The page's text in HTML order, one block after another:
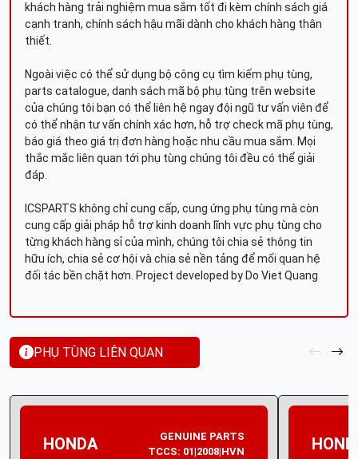
khách hàng trải nghiệm mua sắm tốt đi kèm chính sách giá
cạnh tranh, chính sách hậu mãi dành cho khách hàng thân
thiết.
Ngoài việc có thể sử dụng bộ công cụ tìm kiếm phụ tùng,
parts catalogue, danh sách mã bộ phụ tùng trên website
của chúng tôi bạn có thể liên hệ ngay đội ngũ tư vấn viên để
có thể nhận tư vấn chính xác hơn, hỗ trợ check mã phụ tùng,
báo giá theo giá trị đơn hàng hoặc nhu cầu mua sắm. Mọi
thắc mắc liên quan tới phụ tùng chúng tôi đều có thể giải
đáp.
ICSPARTS không chỉ cung cấp, cung ứng phụ tùng mà còn
cung cấp giải pháp hỗ trợ kinh doanh lĩnh vực phụ tùng cho
từng khách hàng sỉ của mình, chúng tôi chia sẻ thông tin
hữu ích, chia sẻ cơ hội và chia sẻ nền tảng để mối quan hệ
đối tác bền chặt hơn. Project developed by Do Viet Quang
PHỤ TÙNG LIÊN QUAN
HONDA
GENUINE PARTS
TCCS: 01|2008|HVN